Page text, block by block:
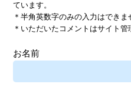
ています。
＊半角英数字のみの入力はできま
＊いただいたコメントはサイト
お名前